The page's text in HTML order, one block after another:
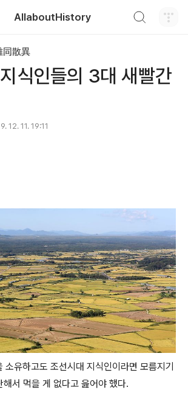
AllaboutHistory
同散異
식인들의 3대 새빨간
12. 11. 19:11
소유하고도 조선시대 지식인이라면 모름지기
해서 먹을 게 없다고 읊어야 했다.